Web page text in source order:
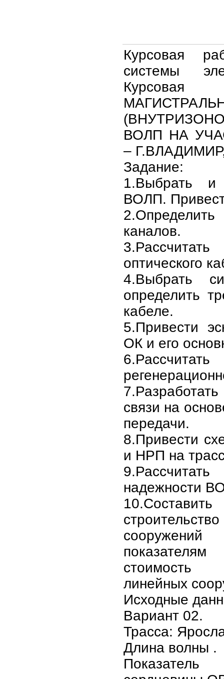
Курсовая
системы
ВОЛП НА
–
Задание:
1.Выбрать и
ВОЛП.
каналов.
оптического
4.Выбрать
определить
кабеле.
5.Привести
ОК и его
связи на
передачи.
8.Привести
и НРП на
надежности
стоимость
линейных
Исходные
Вариант 02.
Трасса:
Длина волны .